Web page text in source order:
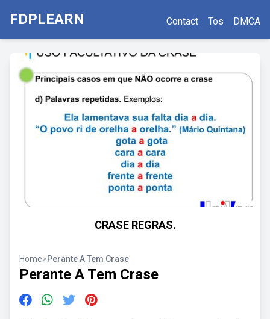
FDPLEARN Contact Tos DMCA
CRASE REGRAS.
Home>Perante A Tem Crase
Perante A Tem Crase